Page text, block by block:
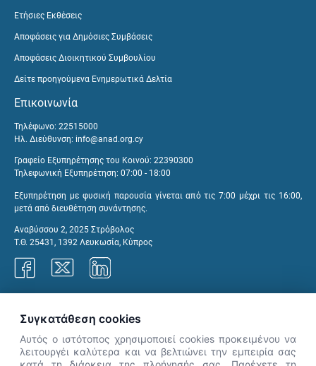
Ετήσιες Εκθέσεις
Αποφάσεις για Δημόσιες Συμβάσεις
Αποφάσεις Διοικητικού Συμβουλίου
Δείτε προηγούμενα Ενημερωτικά Δελτία
Επικοινωνία
Τηλέφωνο: 22515000
Ηλ. Διεύθυνση: info@anad.org.cy
Γραφείο Εξυπηρέτησης του Κοινού: 22390300
Τηλεφωνική Εξυπηρέτηση: 07:00 - 18:00
Εξυπηρέτηση με φυσική παρουσία γίνεται από τις 7:00 μέχρι τις 16:00,
μετά από διευθέτηση συνάντησης.
Αναβύσσου 2, 2025 Στρόβολος
Τ.Θ. 25431, 1392 Λευκωσία, Κύπρος
Συγκατάθεση cookies
Αυτός ο ιστότοπος χρησιμοποιεί cookies προκειμένου να
λειτουργέι καλύτερα και να βελτιώνει την εμπειρία σας